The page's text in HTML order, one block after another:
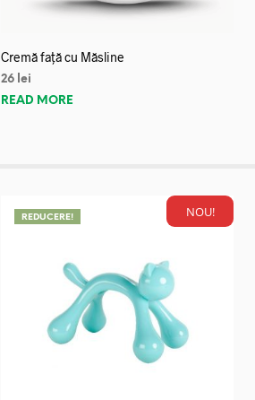
Cremă față cu Măsline
26 lei
READ MORE
NOU!
REDUCERE!